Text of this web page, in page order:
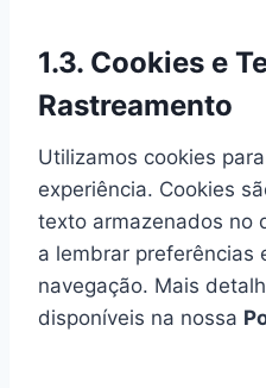
1.3. Cookies e
Rastreamento
Utilizamos cookies
experiência. Cookies
texto armazenados no
a lembrar preferências
navegação. Mais
disponíveis na nossa